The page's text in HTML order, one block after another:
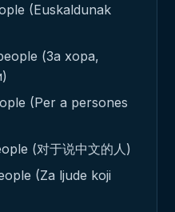
(Euskaldunak
(За хора,
(Per a persones
(对于说中文的人)
(Za ljude koji